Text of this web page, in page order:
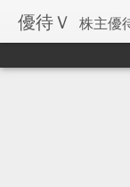
優待Ｖ 株主優